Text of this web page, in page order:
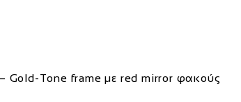
Gold‑Tone frame με red mirror φακούς